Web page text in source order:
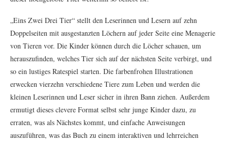
„Eins Zwei Drei Tier“ stellt den Leserinnen und Lesern auf zehn
Doppelseiten mit ausgestanzten Löchern auf jeder Seite eine Menagerie
von Tieren vor. Die Kinder können durch die Löcher schauen, um
herauszufinden, welches Tier sich auf der nächsten Seite verbirgt, und
so ein lustiges Ratespiel starten. Die farbenfrohen Illustrationen
erwecken vierzehn verschiedene Tiere zum Leben und werden die
kleinen Leserinnen und Leser sicher in ihren Bann ziehen. Außerdem
ermutigt dieses clevere Format selbst sehr junge Kinder dazu, zu
erraten, was als Nächstes kommt, und einfache Anweisungen
auszuführen, was das Buch zu einem interaktiven und lehrreichen